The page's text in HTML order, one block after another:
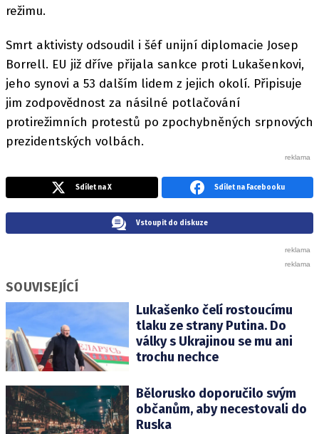
režimu.
Smrt aktivisty odsoudil i šéf unijní diplomacie Josep
Borrell. EU již dříve přijala sankce proti Lukašenkovi,
jeho synovi a 53 dalším lidem z jejich okolí. Připisuje
jim zodpovědnost za násilné potlačování
protirežimních protestů po zpochybněných srpnových
prezidentských volbách.
Sdílet na X Sdílet na Facebooku
Vstoupit do diskuze
SOUVISEJÍCÍ
Lukašenko čelí rostoucímu
tlaku ze strany Putina. Do
války s Ukrajinou se mu ani
trochu nechce
Bělorusko doporučilo svým
občanům, aby necestovali do
Ruska